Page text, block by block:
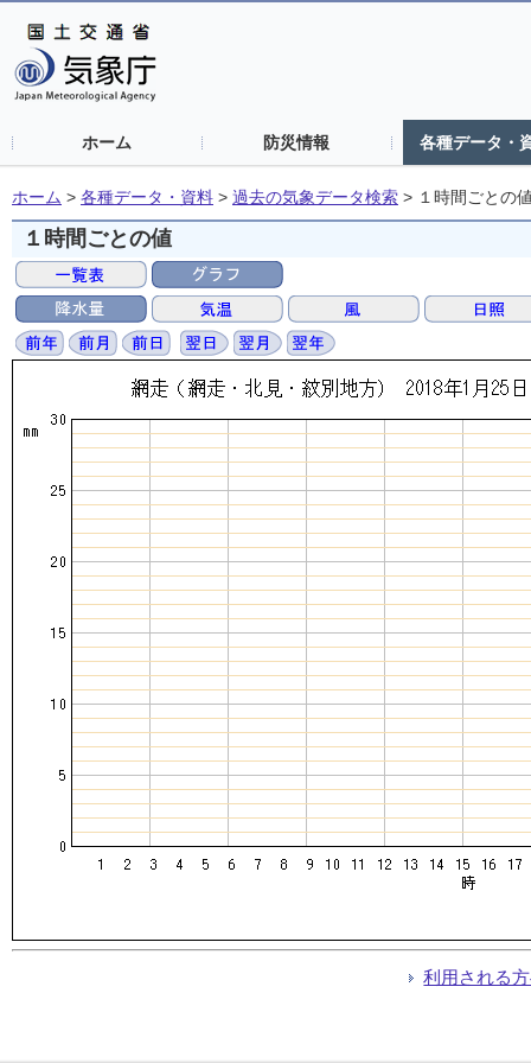
ホーム 防災情報 各種データ・
ホーム > 各種データ・資料 > 過去の気象データ検索 > １時間ごとの
１時間ごとの値
利用される